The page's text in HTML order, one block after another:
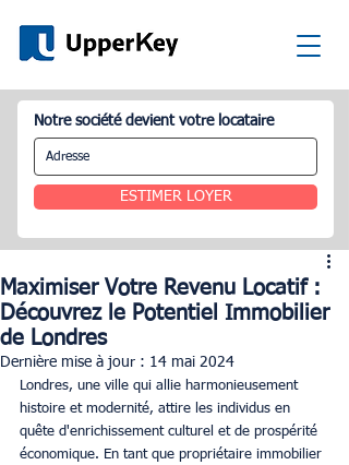
Notre société devient votre locataire
ESTIMER LOYER
Maximiser Votre Revenu Locatif :
Découvrez le Potentiel Immobilier
de Londres
Dernière mise à jour : 14 mai 2024
Londres, une ville qui allie harmonieusement
histoire et modernité, attire les individus en
quête d'enrichissement culturel et de prospérité
économique. En tant que propriétaire immobilier